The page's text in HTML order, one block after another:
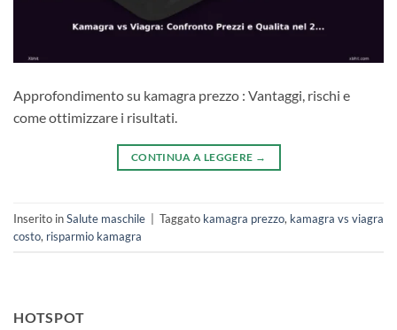
Approfondimento su kamagra prezzo : Vantaggi, rischi e
come ottimizzare i risultati.
CONTINUA A LEGGERE →
Inserito inSalute maschile Taggato kamagra prezzo, kamagra vs viagra
costo, risparmio kamagra
HOTSPOT